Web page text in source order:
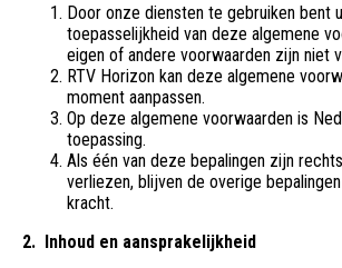
Door onze diensten te gebruiken bent
toepasselijkheid van deze algemene
eigen of andere voorwaarden zijn niet
RTV Horizon kan deze algemene
moment aanpassen.
Op deze algemene voorwaarden is
toepassing.
Als één van deze bepalingen zijn
verliezen, blijven de overige
kracht.
2. Inhoud en aansprakelijkheid